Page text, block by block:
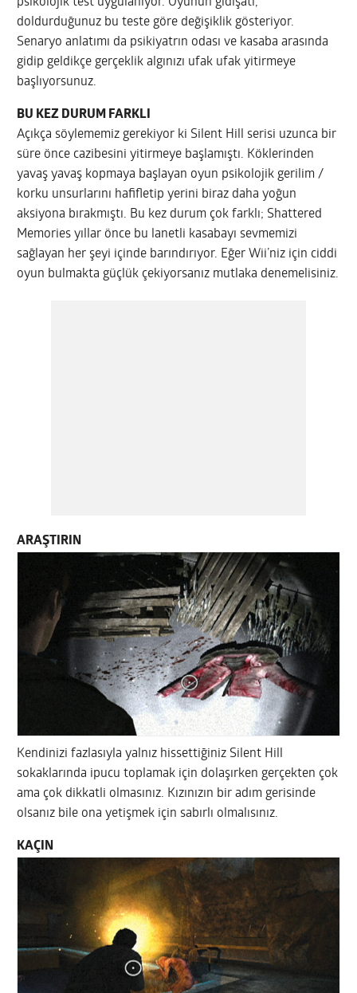
doldurduğunuz bu teste göre değişiklik gösteriyor.
Senaryo anlatımı da psikiyatrın odası ve kasaba arasında
gidip geldikçe gerçeklik algınızı ufak ufak yitirmeye
başlıyorsunuz.
BU KEZ DURUM FARKLI
Açıkça söylememiz gerekiyor ki Silent Hill serisi uzunca bir
süre önce cazibesini yitirmeye başlamıştı. Köklerinden
yavaş yavaş kopmaya başlayan oyun psikolojik gerilim /
korku unsurlarını hafifletip yerini biraz daha yoğun
aksiyona bırakmıştı. Bu kez durum çok farklı; Shattered
Memories yıllar önce bu lanetli kasabayı sevmemizi
sağlayan her şeyi içinde barındırıyor. Eğer Wii’niz için ciddi
oyun bulmakta güçlük çekiyorsanız mutlaka denemelisiniz.
ARAŞTIRIN
Kendinizi fazlasıyla yalnız hissettiğiniz Silent Hill
sokaklarında ipucu toplamak için dolaşırken gerçekten çok
ama çok dikkatli olmasınız. Kızınızın bir adım gerisinde
olsanız bile ona yetişmek için sabırlı olmalısınız.
KAÇIN